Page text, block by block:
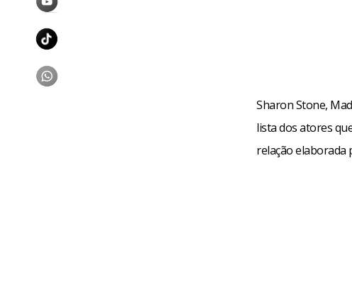
Sharon Stone,
lista dos atores
relação elaborada